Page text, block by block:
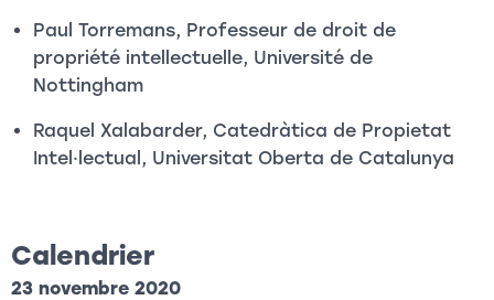
Paul Torremans, Professeur de droit de
propriété intellectuelle, Université de
Nottingham
Raquel Xalabarder, Catedràtica de Propietat
Intel·lectual, Universitat Oberta de Catalunya
Calendrier
23 novembre 2020